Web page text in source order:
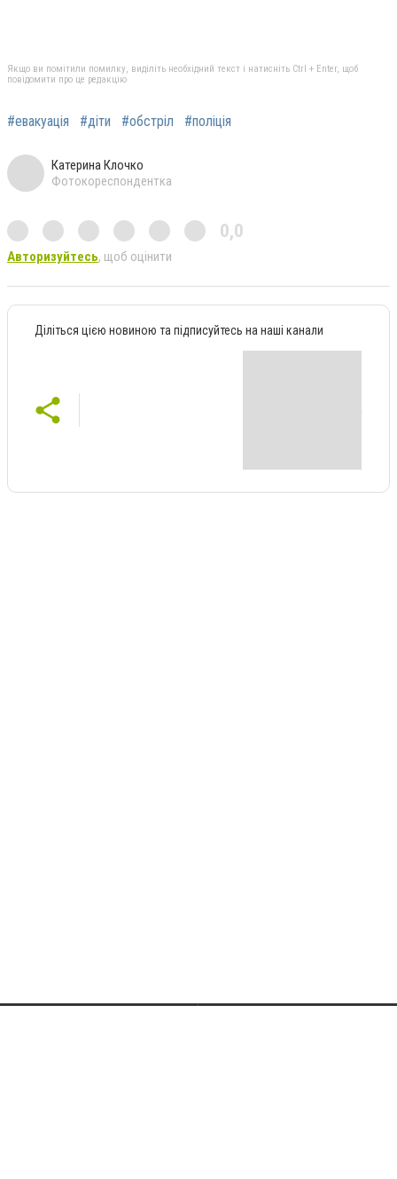
Якщо ви помітили помилку, виділіть необхідний текст і натисніть Ctrl + Enter, щоб
повідомити про це редакцію
#евакуація #діти #обстріл #поліція
Катерина Клочко
Фотокореспондентка
0,0
Авторизуйтесь, щоб оцінити
Діліться цією новиною та підписуйтесь на наші канали